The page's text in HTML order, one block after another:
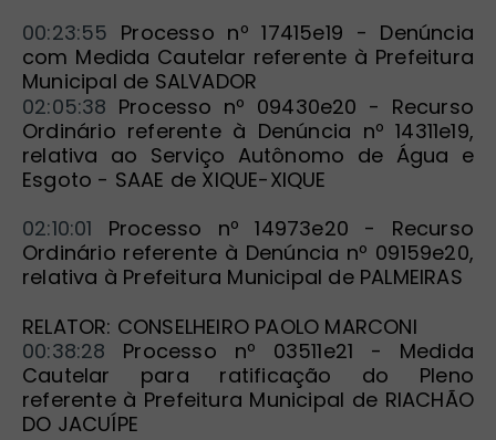
00:23:55 Processo nº 17415e19 - Denúncia
com Medida Cautelar referente à Prefeitura
Municipal de SALVADOR
02:05:38 Processo nº 09430e20 - Recurso
Ordinário referente à Denúncia nº 14311e19,
relativa ao Serviço Autônomo de Água e
Esgoto - SAAE de XIQUE-XIQUE
02:10:01 Processo nº 14973e20 - Recurso
Ordinário referente à Denúncia nº 09159e20,
relativa à Prefeitura Municipal de PALMEIRAS
RELATOR: CONSELHEIRO PAOLO MARCONI
00:38:28 Processo nº 03511e21 - Medida
Cautelar para ratificação do Pleno
referente à Prefeitura Municipal de RIACHÃO
DO JACUÍPE